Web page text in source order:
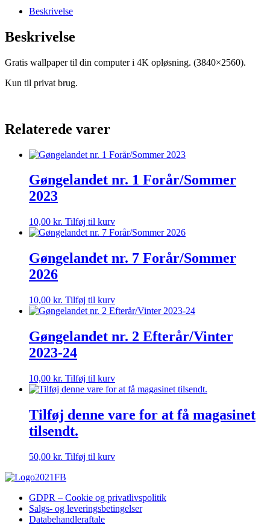
Beskrivelse
Beskrivelse
Gratis wallpaper til din computer i 4K opløsning. (3840×2560).
Kun til privat brug.
Relaterede varer
Gøngelandet nr. 1 Forår/Sommer
2023
10,00 kr. Tilføj til kurv
Gøngelandet nr. 7 Forår/Sommer
2026
10,00 kr. Tilføj til kurv
Gøngelandet nr. 2 Efterår/Vinter
2023-24
10,00 kr. Tilføj til kurv
Tilføj denne vare for at få magasinet
tilsendt.
50,00 kr. Tilføj til kurv
GDPR – Cookie og privatlivspolitik
Salgs- og leveringsbetingelser
Databehandleraftale